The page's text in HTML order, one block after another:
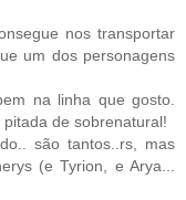
nos transportar
um dos personagens
na linha que gosto.
de sobrenatural!
são tantos..rs, mas
(e Tyrion, e Arya...